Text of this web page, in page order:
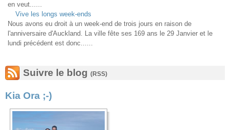
Suivre le blog (RSS)
Kia Ora ;-)
en veut......
Vive les longs week-ends
Nous avons eu droit à un week-end de trois jours en raison de
l'anniversaire d'Auckland. La ville fête ses 169 ans le 29 Janvier et le
lundi précédent est donc......